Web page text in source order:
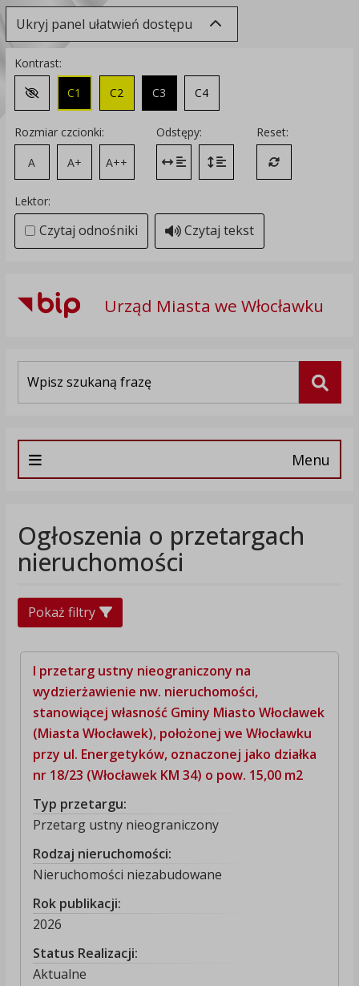
Ukryj panel ułatwień dostępu
Kontrast:
Zmień kontrast na domyślny
C1 C2 C3 C4
Rozmiar czcionki:
A
A+ A++
Odstępy:
Zmień odstęp między literami
Zmień interlinię i margines
Reset:
Przywróć
Lektor:
Czytaj odnośniki Czytaj tekst
Urząd Miasta we Włocławku
Menu
Ogłoszenia o przetargach
nieruchomości
Pokaż filtry
I przetarg ustny nieograniczony na
wydzierżawienie nw. nieruchomości,
stanowiącej własność Gminy Miasto Włocławek
(Miasta Włocławek), położonej we Włocławku
przy ul. Energetyków, oznaczonej jako działka
nr 18/23 (Włocławek KM 34) o pow. 15,00 m2
Typ przetargu:
Przetarg ustny nieograniczony
Rodzaj nieruchomości:
Nieruchomości niezabudowane
Rok publikacji:
2026
Status Realizacji:
Aktualne